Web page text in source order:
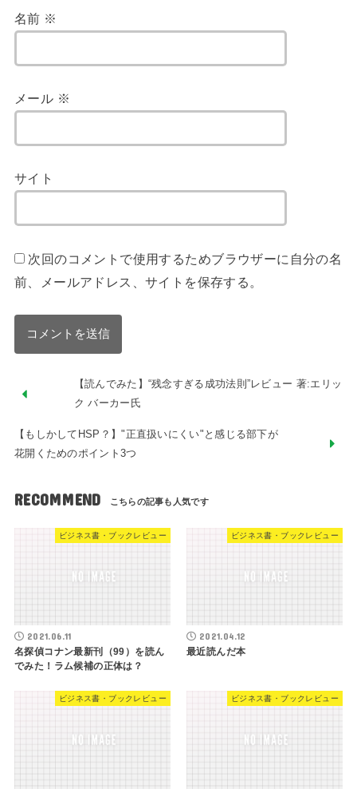
名前 ※
メール ※
サイト
次回のコメントで使用するためブラウザーに自分の名
前、メールアドレス、サイトを保存する。
【読んでみた】“残念すぎる成功法則”レビュー 著:エリッ
ク バーカー氏
【もしかしてHSP？】"正直扱いにくい"と感じる部下が
花開くためのポイント3つ
RECOMMEND
ビジネス書・ブックレビュー
2021.06.11
名探偵コナン最新刊（99）を読ん
でみた！ラム候補の正体は？
ビジネス書・ブックレビュー
2021.04.12
最近読んだ本
ビジネス書・ブックレビュー ビジネス書・ブックレビュー